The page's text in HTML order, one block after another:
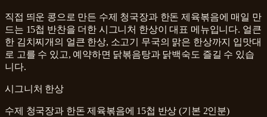
직접 띄운 콩으로 만든 수제 청국장과 한돈 제육볶음에 매일 만
드는 15첩 반찬을 더한 시그니처 한상이 대표 메뉴입니다. 얼큰
한 김치찌개의 얼큰 한상, 소고기 무국의 맑은 한상까지 입맛대
로 고를 수 있고, 예약하면 닭볶음탕과 닭백숙도 즐길 수 있습
니다.
시그니처 한상
수제 청국장과 한돈 제육볶음에 15첩 반상 (기본 2인분)